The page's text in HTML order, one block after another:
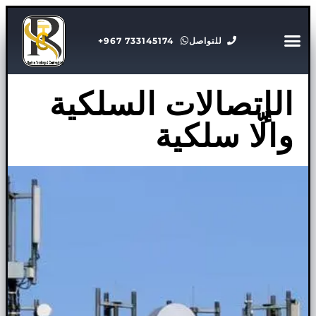
للتواصل 733145174 967+
الإتصالات السلكية
والّا سلكية